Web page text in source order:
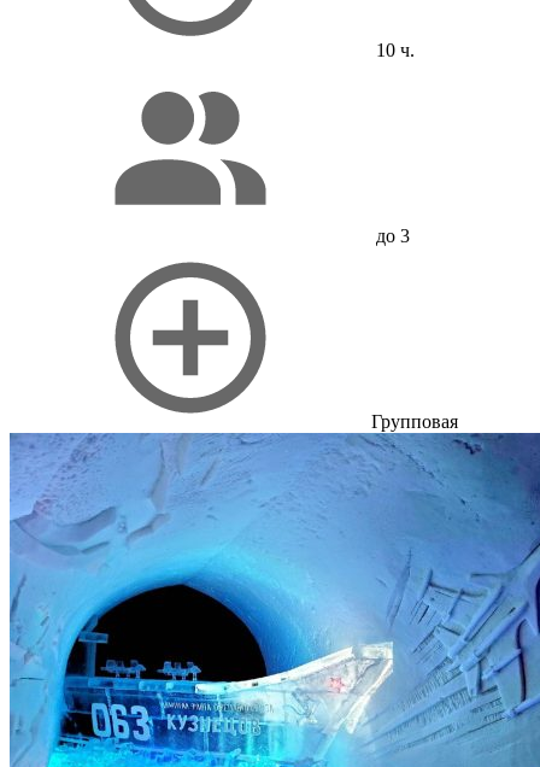
10 ч.
до 3
Групповая